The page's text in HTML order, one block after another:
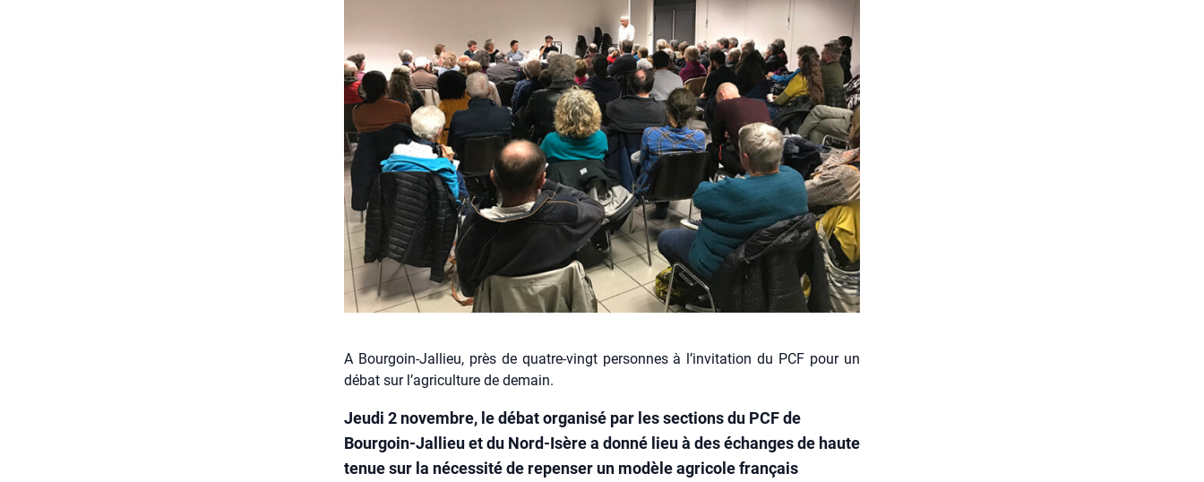
A Bourgoin-Jallieu, près de quatre-vingt personnes à l’invitation du PCF pour un
débat sur l’agriculture de demain.
Jeudi 2 novembre, le débat organisé par les sections du PCF de
Bourgoin-Jallieu et du Nord-Isère a donné lieu à des échanges de haute
tenue sur la nécessité de repenser un modèle agricole français